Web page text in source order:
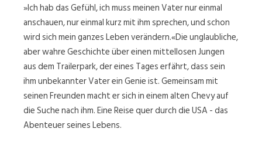
»Ich hab das Gefühl, ich muss meinen Vater nur einmal
anschauen, nur einmal kurz mit ihm sprechen, und schon
wird sich mein ganzes Leben verändern.«Die unglaubliche,
aber wahre Geschichte über einen mittellosen Jungen
aus dem Trailerpark, der eines Tages erfährt, dass sein
ihm unbekannter Vater ein Genie ist. Gemeinsam mit
seinen Freunden macht er sich in einem alten Chevy auf
die Suche nach ihm. Eine Reise quer durch die USA - das
Abenteuer seines Lebens.